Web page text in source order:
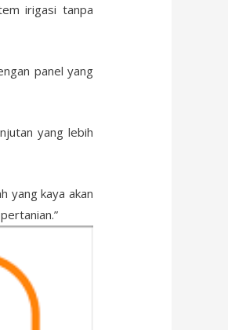
irigasi tanpa
panel yang
yang lebih
yang kaya akan